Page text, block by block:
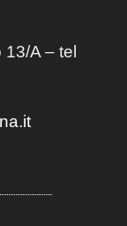
13/A– tel